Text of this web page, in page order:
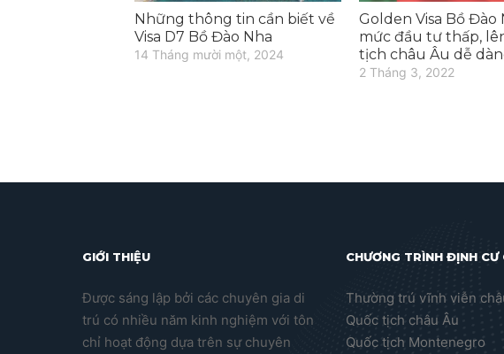
Những thông tin cần biết về
Visa D7 Bồ Đào Nha
14 Tháng mười một, 2024
Golden Visa Bồ Đào
mức đầu tư thấp,
tịch châu Âu dễ
2 Tháng 3, 2022
GIỚI THIỆU
Được sáng lập bởi các chuyên gia di
trú có nhiều năm kinh nghiệm với tôn
chỉ hoạt động dựa trên sự chuyên
CHƯƠNG TRÌNH ĐỊNH CƯ
Thường trú vĩnh viễn
Quốc tịch châu Âu
Quốc tịch Montenegro